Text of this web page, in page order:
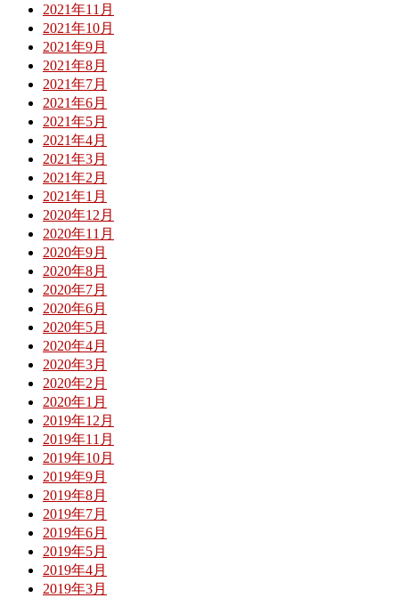
2021年11月
2021年10月
2021年9月
2021年8月
2021年7月
2021年6月
2021年5月
2021年4月
2021年3月
2021年2月
2021年1月
2020年12月
2020年11月
2020年9月
2020年8月
2020年7月
2020年6月
2020年5月
2020年4月
2020年3月
2020年2月
2020年1月
2019年12月
2019年11月
2019年10月
2019年9月
2019年8月
2019年7月
2019年6月
2019年5月
2019年4月
2019年3月